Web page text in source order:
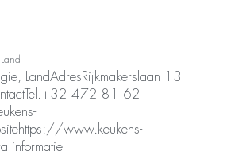
LandAdresRijkmakerslaan 13
472 81 62
www.keukens-
informatie